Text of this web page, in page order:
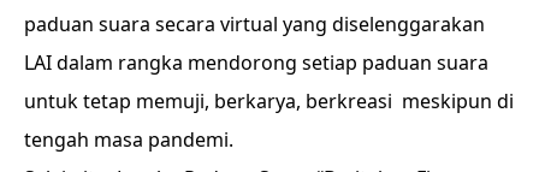
paduan suara secara virtual yang diselenggarakan
LAI dalam rangka mendorong setiap paduan suara
untuk tetap memuji, berkarya, berkreasi meskipun di
tengah masa pandemi.